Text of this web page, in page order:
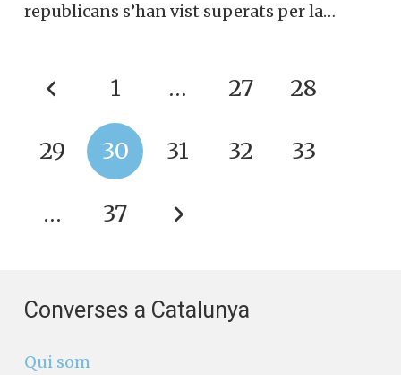
republicans s’han vist superats per la…
1 … 27 28
29 30 31 32 33
… 37
Converses a Catalunya
Qui som